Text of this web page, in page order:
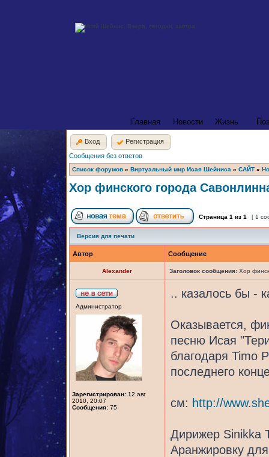
Главная Новости Жизнь
Вход
Регистрация
Сообщения без ответов
Список форумов » Виртуальный мир Исая Шейниса » САЙТ »
Хор финского города
Страница 1 из 1 [ 1
Версия для печати
Автор Сообщение
Alexander Заголовок сообщения: Хор
Администратор
Зарегистрирован: 12 авг
2010, 20:07
Сообщения: 75
.. казалось бы -
Оказывается,
песню Исая
благодаря Timo
последнего
см: http://
Дирижер Sinikka
Аранжировку